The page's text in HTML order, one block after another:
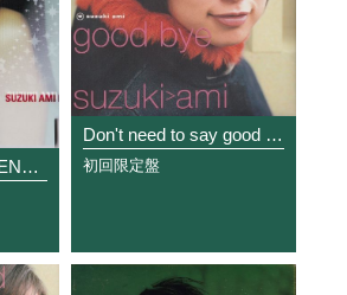
HAPPY NEW MILLENNUM
Don't need to say good bye
初回限定盤